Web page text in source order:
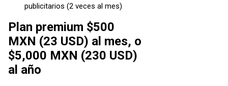
publicitarios (2 veces al mes)
Plan premium $500
MXN (23 USD) al mes, o
$5,000 MXN (230 USD)
al año